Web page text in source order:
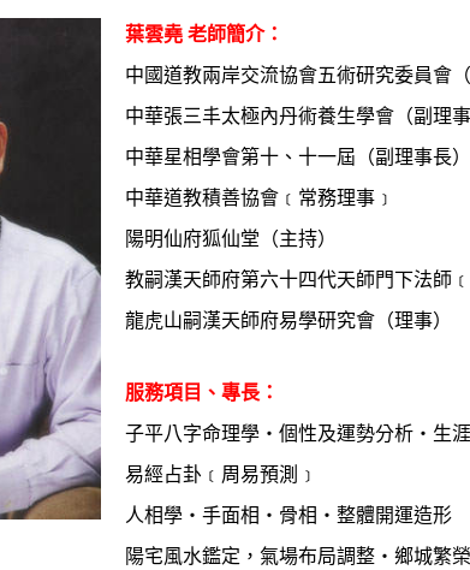
葉雲堯 老師簡介：
中國道教兩岸交流協會五術研究委員會（
中華張三丰太極內丹術養生學會（副理事
中華星相學會第十、十一屆（副理事長
中華道教積善協會﹝常務理事﹞
陽明仙府狐仙堂（主持）
教嗣漢天師府第六十四代天師門下法師
龍虎山嗣漢天師府易學研究會（理事）
服務項目、專長：
子平八字命理學‧個性及運勢分析‧生涯
易經占卦﹝周易預測﹞
人相學‧手面相‧骨相‧整體開運造形
陽宅風水鑑定，氣場布局調整‧鄉城繁